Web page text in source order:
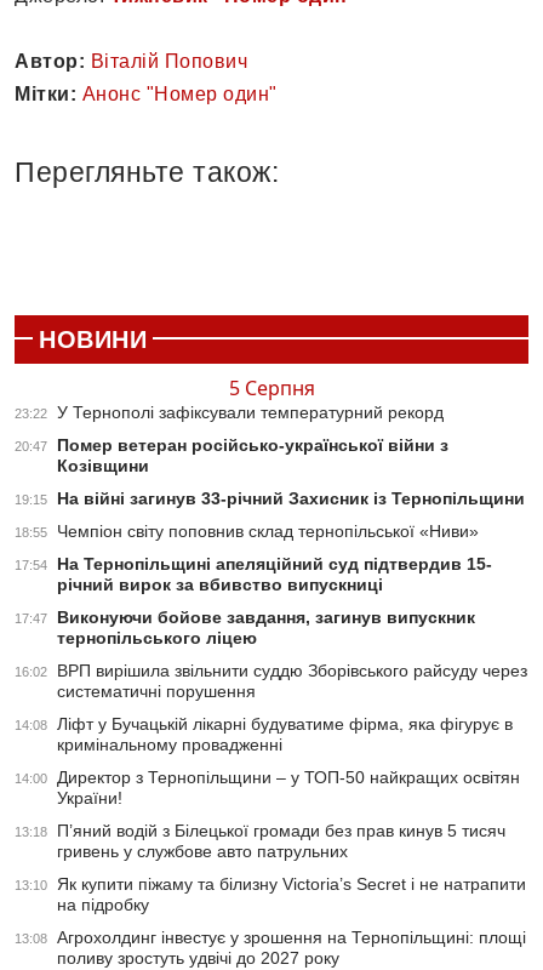
Автор: Віталій Попович
Мітки: Анонс "Номер один"
Перегляньте також:
НОВИНИ
5 Серпня
23:22 У Тернополі зафіксували температурний рекорд
20:47
Помер ветеран російсько-української війни з
Козівщини
19:15 На війні загинув 33-річний Захисник із Тернопільщини
18:55 Чемпіон світу поповнив склад тернопільської «Ниви»
17:54
На Тернопільщині апеляційний суд підтвердив 15-
річний вирок за вбивство випускниці
17:47
Виконуючи бойове завдання, загинув випускник
тернопільського ліцею
16:02
ВРП вирішила звільнити суддю Зборівського райсуду через
систематичні порушення
14:08
Ліфт у Бучацькій лікарні будуватиме фірма, яка фігурує в
кримінальному провадженні
14:00
Директор з Тернопільщини – у ТОП-50 найкращих освітян
України!
13:18
П’яний водій з Білецької громади без прав кинув 5 тисяч
гривень у службове авто патрульних
13:10
Як купити піжаму та білизну Victoria’s Secret і не натрапити
на підробку
13:08
Агрохолдинг інвестує у зрошення на Тернопільщині: площі
поливу зростуть удвічі до 2027 року